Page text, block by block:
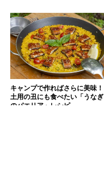
キャンプで作ればさらに美味！
土用の丑にも食べたい「うなぎ
のパエリア」レシピ